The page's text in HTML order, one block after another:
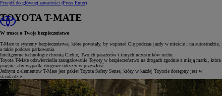
Przejdź do głównej zawartości (Press Enter)
TOYOTA T-MATE
W trosce o Twoje bezpieczeństwo
T-Mate to systemy bezpieczeństwa, które powstały, by wspierać Cię podczas jazdy w mieście i na autostradzie,
a także podczas parkowania.
Inteligentne technologie chronią Ciebie, Twoich pasażerów i innych uczestników ruchu.
Toyota T-Mate odzwierciedla zaangażowanie Toyoty w bezpieczeństwo na drogach zgodnie z misją marki, która
pragnie, aby wypadki drogowe odeszły w przeszłość.
Jednym z elementów T-Mate jest pakiet Toyota Safety Sense, który w każdej Toyocie dostępny jest w
standardzie.